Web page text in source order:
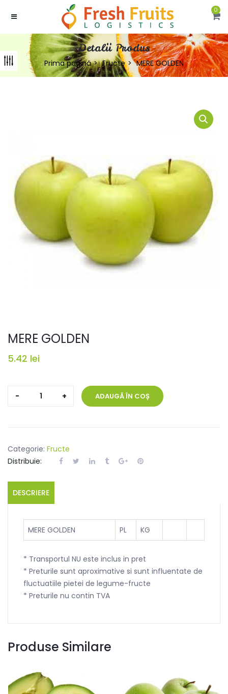
0
Detalii Produs
Prima pagină Fructe MERE GOLDEN
MERE GOLDEN
5.42 lei
Cantitate
ADAUGĂ ÎN COȘ
Categorie: Fructe
Distribuie:
DESCRIERE
MERE GOLDEN PL KG
* Transportul NU este inclus in pret
* Preturile sunt aproximative si sunt influentate de
fluctuatiile pietei de legume-fructe
* Preturile nu contin TVA
Produse Similare